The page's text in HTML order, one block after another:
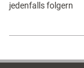
jedenfalls folgern